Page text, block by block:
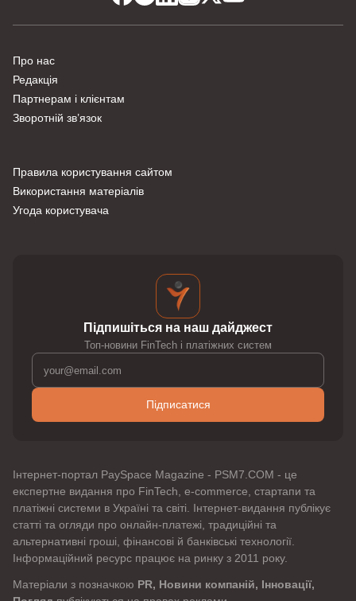
Про нас
Редакція
Партнерам і клієнтам
Зворотній зв’язок
Правила користування сайтом
Використання матеріалів
Угода користувача
Підпишіться на наш дайджест
Топ-новини FinTech і платіжних систем
Підписатися
Інтернет-портал PaySpace Magazine - PSM7.COM - це
експертне видання про FinTech, e-commerce, стартапи та
платіжні системи в Україні та світі. Інтернет-видання публікує
статті та огляди про онлайн-платежі, традиційні та
альтернативні гроші, фінансові й банківські технології.
Інформаційний ресурс працює на ринку з 2011 року.
Матеріали з позначкою PR, Новини компаній, Інновації,